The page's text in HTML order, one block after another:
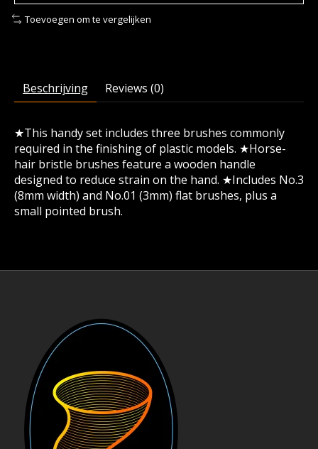
Toevoegen om te vergelijken
Beschrijving Reviews (0)
★This handy set includes three brushes commonly
required in the finishing of plastic models. ★Horse-
hair bristle brushes feature a wooden handle
designed to reduce strain on the hand. ★Includes No.3
(8mm width) and No.01 (3mm) flat brushes, plus a
small pointed brush.